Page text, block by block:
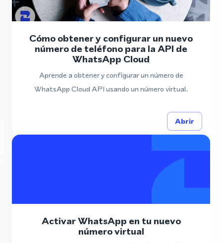
Cómo obtener y configurar un nuevo
número de teléfono para la API de
WhatsApp Cloud
Aprende a obtener y configurar un número de
WhatsApp Cloud API usando un número virtual.
Abrir
Activar WhatsApp en tu nuevo
número virtual